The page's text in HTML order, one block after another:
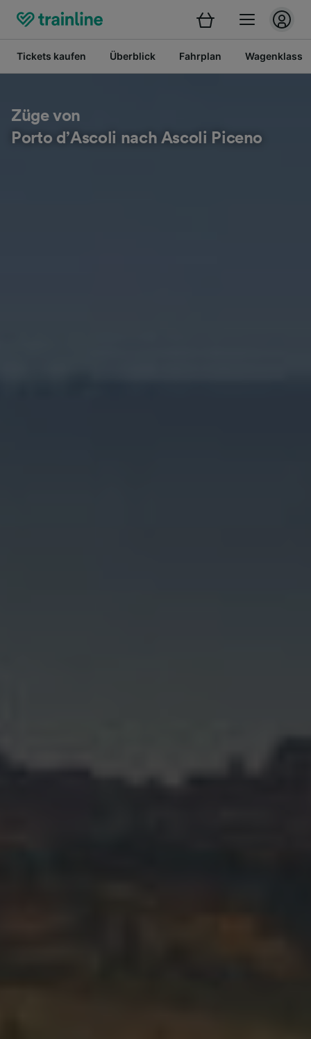
Tickets kaufen Überblick Fahrplan
Züge von
Porto d’Ascoli nach Ascoli Piceno